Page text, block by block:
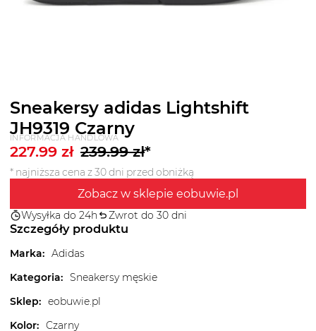
Sneakersy adidas Lightshift
JH9319 Czarny
INFORMACJA HANDLOWA
227.99 zł 239.99zł*
* najniższa cena z 30 dni przed obniżką
Zobacz w sklepie eobuwie.pl
Wysyłka do 24h Zwrot do 30 dni
Szczegóły produktu
Marka: Adidas
Kategoria: Sneakersy męskie
Sklep: eobuwie.pl
Kolor: Czarny